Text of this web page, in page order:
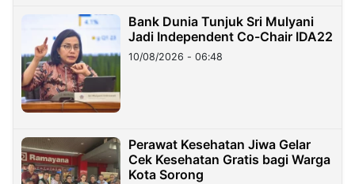
Bank Dunia Tunjuk Sri Mulyani
Jadi Independent Co-Chair IDA22
10/08/2026 - 06:48
Perawat Kesehatan Jiwa Gelar
Cek Kesehatan Gratis bagi Warga
Kota Sorong